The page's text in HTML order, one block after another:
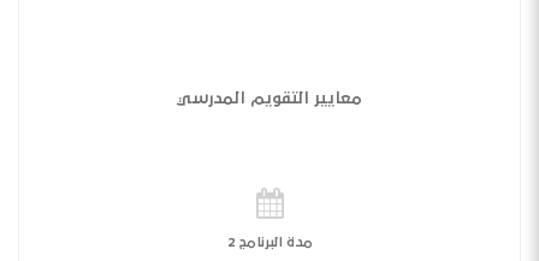
معايير التقويم المدرسي
مدة البرنامج 2